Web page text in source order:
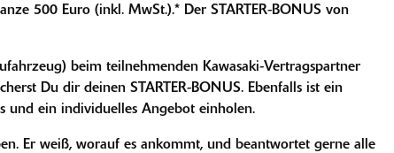
500 Euro (inkl. MwSt.).* Der STARTER-BONUS von
beim teilnehmenden Kawasaki-Vertragspartner
Du dir deinen STARTER-BONUS. Ebenfalls ist ein
und ein individuelles Angebot einholen.
Er weiß, worauf es ankommt, und beantwortet gerne alle